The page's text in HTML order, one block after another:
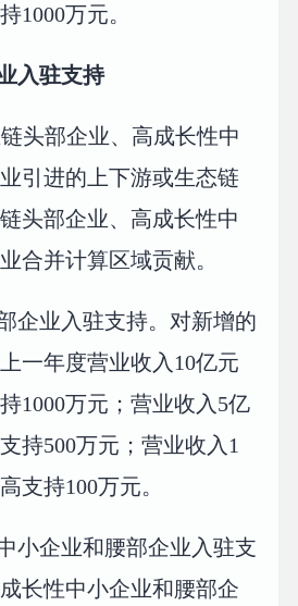
1000万元。
入驻支持
头部企业、高成长性中
引进的上下游或生态链
头部企业、高成长性中
合并计算区域贡献。
企业入驻支持。对新增的
一年度营业收入10亿元
1000万元；营业收入5亿
持500万元；营业收入1
支持100万元。
小企业和腰部企业入驻支
长性中小企业和腰部企